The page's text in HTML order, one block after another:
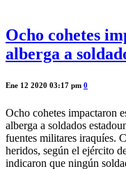
Ocho cohetes
alberga a
Ene 12 2020 03:17 pm 0
Ocho cohetes impactaron
alberga a soldados
fuentes militares iraquíes.
heridos, según el ejército
indicaron que ningún